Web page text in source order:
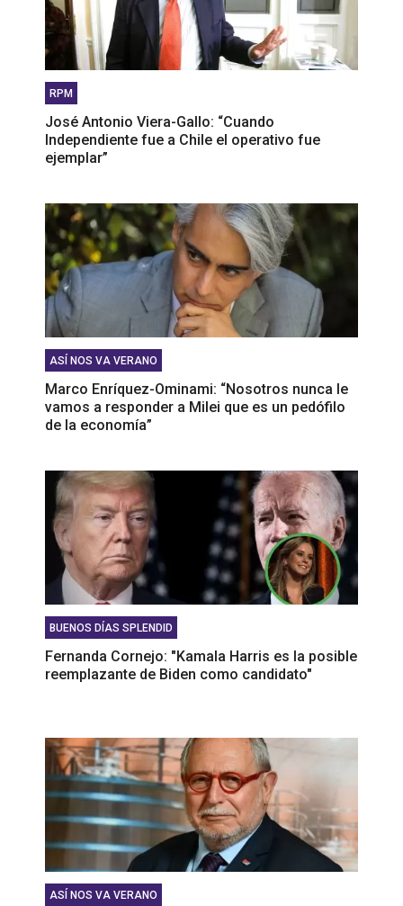
RPM
José Antonio Viera-Gallo: “Cuando
Independiente fue a Chile el operativo fue
ejemplar”
ASÍ NOS VA VERANO
Marco Enríquez-Ominami: “Nosotros nunca le
vamos a responder a Milei que es un pedófilo
de la economía”
BUENOS DÍAS SPLENDID
Fernanda Cornejo: "Kamala Harris es la posible
reemplazante de Biden como candidato"
ASÍ NOS VA VERANO